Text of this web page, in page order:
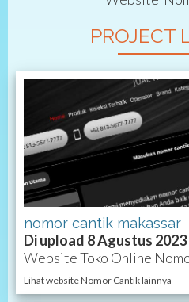
PROJECT
nomor cantik makassar
Di upload 8 Agustus 2023
Website Toko Online
Lihat website Nomor Cantik lainnya